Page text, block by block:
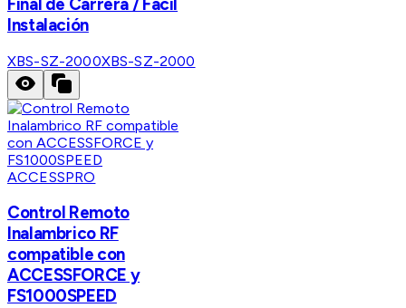
Instalación
XBS-SZ-2000XBS-SZ-2000
ACCESSPRO
Control Remoto
Inalambrico RF
compatible con
ACCESSFORCE y
FS1000SPEED